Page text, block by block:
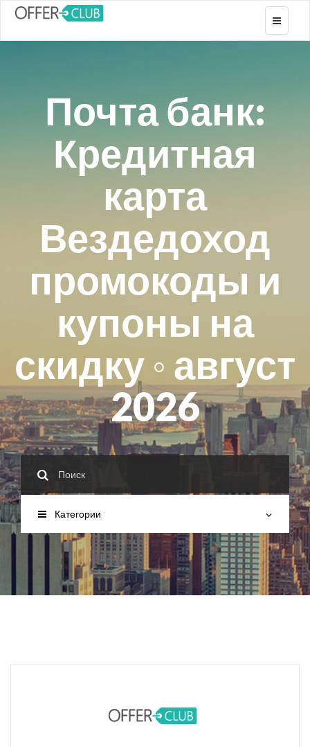
Toggle
Почта банк:
Кредитная
карта
Вездедоход
промокоды и
купоны на
скидку ◦ август
2026
Категории